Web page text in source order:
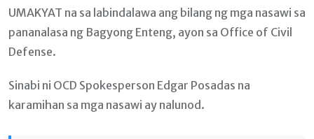
UMAKYAT na sa labindalawa ang bilang ng mga nasawi sa
pananalasa ng Bagyong Enteng, ayon sa Office of Civil
Defense.
Sinabi ni OCD Spokesperson Edgar Posadas na
karamihan sa mga nasawi ay nalunod.